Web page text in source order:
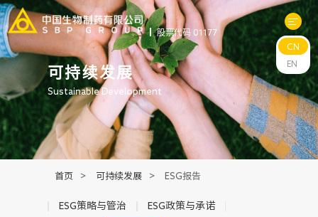
股票代码 01177
关于中生
科研与管线
产品中心
CN
EN
可持续发展
Sustainable Development
首页 > 可持续发展 > ESG报告
ESG策略与管治 ESG政策与承诺